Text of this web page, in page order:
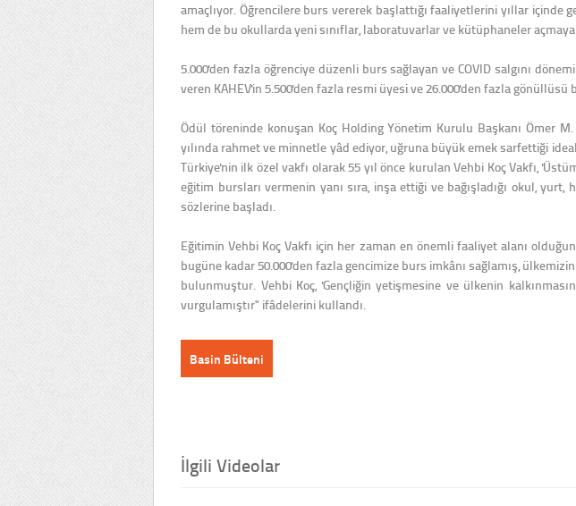
amaçlıyor. Öğrencilere burs vererek başlattığı faaliyetlerini yıllar içinde
hem de bu okullarda yeni sınıflar, laboratuvarlar ve kütüphaneler
5.000'den fazla öğrenciye düzenli burs sağlayan ve COVID salgını
veren KAHEV'in 5.500'den fazla resmi üyesi ve 26.000'den fazla gönüllüsü
Ödül töreninde konuşan Koç Holding Yönetim Kurulu Başkanı Ömer
yılında rahmet ve minnetle yâd ediyor, uğruna büyük emek sarfettiği
Türkiye'nin ilk özel vakfı olarak 55 yıl önce kurulan Vehbi Koç Vakfı,
eğitim bursları vermenin yanı sıra, inşa ettiği ve bağışladığı okul,
sözlerine başladı.
Eğitimin Vehbi Koç Vakfı için her zaman en önemli faaliyet alanı
bugüne kadar 50.000'den fazla gencimize burs imkânı sağlamış,
bulunmuştur. Vehbi Koç, 'Gençliğin yetişmesine ve ülkenin
vurgulamıştır" ifâdelerini kullandı.
Basin Bülteni
İlgili Videolar